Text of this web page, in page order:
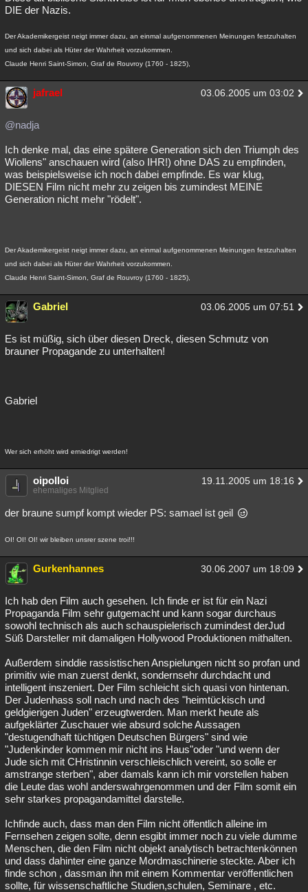
DIE der Nazis.
Der Akademikergeist neigt immer dazu, an einmal aufgenommenen Meinungen festzuhalten
und sich dabei als Hüter der Wahrheit vorzukommen.
Claude Henri Saint-Simon, Graf de Rouvroy (1760 - 1825),
jafrael 03.06.2005 um 03:02
@nadja
Ich denke mal, das eine spätere Generation sich den Triumph des
Wiollens" anschauen wird (also IHR!) ohne DAS zu empfinden,
was beispielsweise ich noch dabei empfinde. Es war klug,
DIESEN Film nicht mehr zu zeigen bis zumindest MEINE
Generation nicht mehr "rödelt".
Der Akademikergeist neigt immer dazu, an einmal aufgenommenen Meinungen festzuhalten
und sich dabei als Hüter der Wahrheit vorzukommen.
Claude Henri Saint-Simon, Graf de Rouvroy (1760 - 1825),
Gabriel 03.06.2005 um 07:51
Es ist müßig, sich über diesen Dreck, diesen Schmutz von
brauner Propagande zu unterhalten!
Gabriel
Wer sich erhöht wird erniedrigt werden!
oipolloi 19.11.2005 um 18:16
ehemaliges Mitglied
der braune sumpf kompt wieder PS: samael ist geil
OI! OI! OI! wir bleiben unsrer szene troi!!!
Gurkenhannes 30.06.2007 um 18:09
Ich hab den Film auch gesehen. Ich finde er ist für ein Nazi
Propaganda Film sehr gutgemacht und kann sogar durchaus
sowohl technisch als auch schauspielerisch zumindest derJud
Süß Darsteller mit damaligen Hollywood Produktionen mithalten.
Außerdem sinddie rassistischen Anspielungen nicht so profan und
primitiv wie man zuerst denkt, sondernsehr durchdacht und
intelligent inszeniert. Der Film schleicht sich quasi von hintenan.
Der Judenhass soll nach und nach des "heimtückisch und
geldgierigen Juden" erzeugtwerden. Man merkt heute als
aufgeklärter Zuschauer wie absurd solche Aussagen
"destugendhaft tüchtigen Deutschen Bürgers" sind wie
"Judenkinder kommen mir nicht ins Haus"oder "und wenn der
Jude sich mit CHristinnin verschleischlich vereint, so solle er
amstrange sterben", aber damals kann ich mir vorstellen haben
die Leute das wohl anderswahrgenommen und der Film somit ein
sehr starkes propagandamittel darstelle.
Ichfinde auch, dass man den Film nicht öffentlich alleine im
Fernsehen zeigen solte, denn esgibt immer noch zu viele dumme
Menschen, die den Film nicht objekt analytisch betrachtenkönnen
und dass dahinter eine ganze Mordmaschinerie steckte. Aber ich
finde schon , dassman ihn mit einem Kommentar veröffentlichen
sollte, für wissenschaftliche Studien,schulen, Seminare , etc.